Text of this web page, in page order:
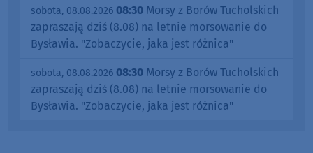
sobota, 08.08.2026 08:30 Morsy z Borów Tucholskich
zapraszają dziś (8.08) na letnie morsowanie do
Bysławia. "Zobaczycie, jaka jest różnica"
sobota, 08.08.2026 08:30 Morsy z Borów Tucholskich
zapraszają dziś (8.08) na letnie morsowanie do
Bysławia. "Zobaczycie, jaka jest różnica"